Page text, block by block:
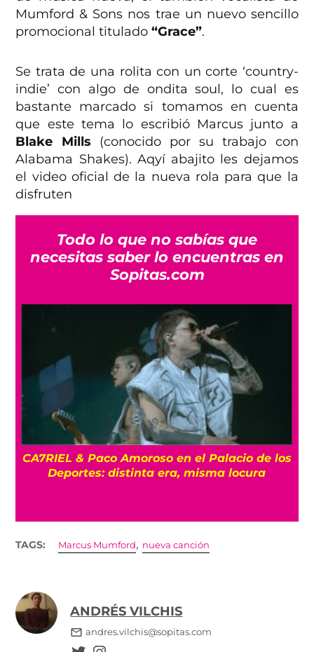
Mumford & Sons nos trae un nuevo sencillo
promocional titulado “Grace”.
Se trata de una rolita con un corte ‘country-
indie’ con algo de ondita soul, lo cual es
bastante marcado si tomamos en cuenta
que este tema lo escribió Marcus junto a
Blake Mills (conocido por su trabajo con
Alabama Shakes). Aqyí abajito les dejamos
el video oficial de la nueva rola para que la
disfruten
Todo lo que no sabías que
necesitas saber lo encuentras en
Sopitas.com
CA7RIEL & Paco Amoroso en el Palacio de los
Deportes: distinta era, misma locura
TAGS: Marcus Mumford, nueva canción
ANDRÉS VILCHIS
andres.vilchis@sopitas.com